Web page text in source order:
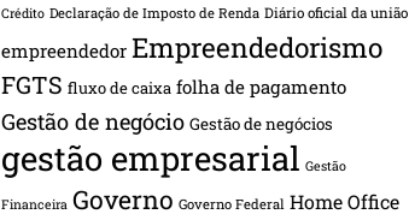
Crédito Declaração de Imposto de Renda Diário oficial da união
empreendedor Empreendedorismo
FGTS fluxo de caixa folha de pagamento
Gestão de negócio Gestão de negócios
gestão empresarial Gestão
Financeira Governo Governo Federal Home Office